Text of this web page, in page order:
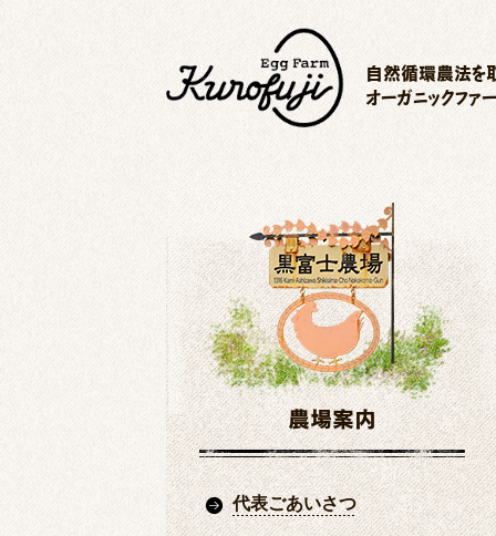
自然循環農法を
オーガニックファ
農場案内
代表ごあいさつ